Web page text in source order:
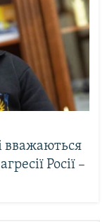
вважаються
Росії –